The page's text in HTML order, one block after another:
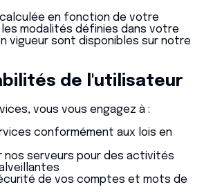
en fonction de votre
modalités définies dans votre
vigueur sont disponibles sur notre
de l'utilisateur
vous vous engagez à :
conformément aux lois en
nos serveurs pour des activités
de vos comptes et mots de